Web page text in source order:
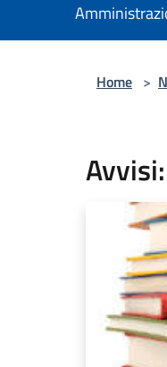
Home >